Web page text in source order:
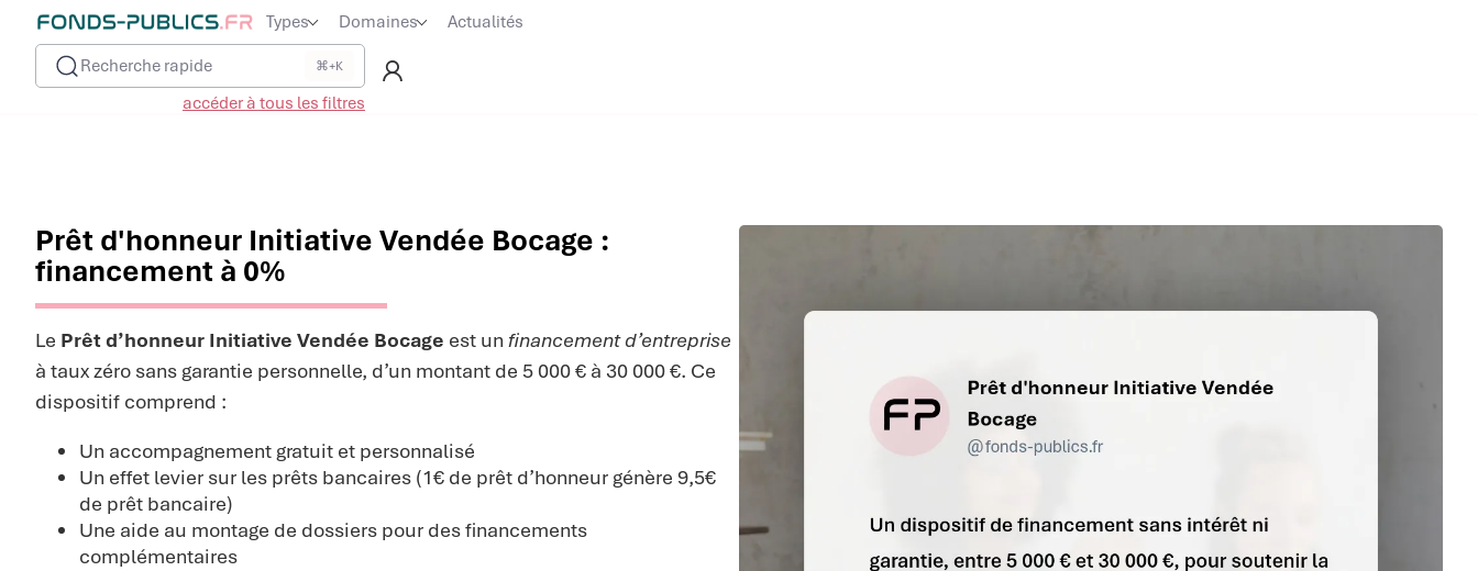
Types Domaines
Actualités
Recherche rapide
⌘+K
accéder à tous les filtres
Prêt d'honneur Initiative Vendée Bocage :
financement à 0%
Le Prêt d’honneur Initiative Vendée Bocage est un financement d’entreprise
à taux zéro sans garantie personnelle, d’un montant de 5 000 € à 30 000 €. Ce
dispositif comprend :
Un accompagnement gratuit et personnalisé
Un effet levier sur les prêts bancaires (1€ de prêt d’honneur génère 9,5€
de prêt bancaire)
Une aide au montage de dossiers pour des financements
complémentaires